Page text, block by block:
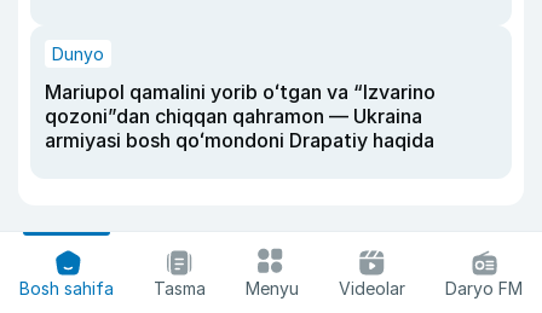
Dunyo
Mariupol qamalini yorib oʻtgan va “Izvarino
qozoni”dan chiqqan qahramon — Ukraina
armiyasi bosh qoʻmondoni Drapatiy haqida
Bosh sahifa Tasma Menyu Videolar Daryo FM